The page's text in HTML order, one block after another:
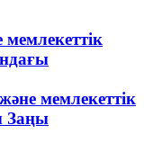
мемлекеттік
мемлекеттік
Заңы